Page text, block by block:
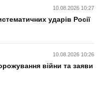
10.08.2026 10:27
ударів Росії
10.08.2026 10:26
війни та заяви